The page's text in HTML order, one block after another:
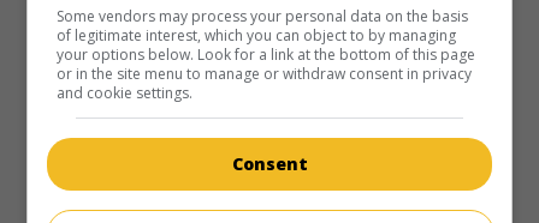
au cinéma sur mes écrans
Some vendors may process your personal data on the basis
of legitimate interest, which you can object to by managing
your options below. Look for a link at the bottom of this page
or in the site menu to manage or withdraw consent in privacy
and cookie settings.
Consent